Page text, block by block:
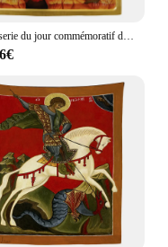
Tapisserie du jour commémoratif de Saint-christ, Art religieux, gothique et orthopédique, pour célébrer la Saint-georgette, par Ho Me Lili